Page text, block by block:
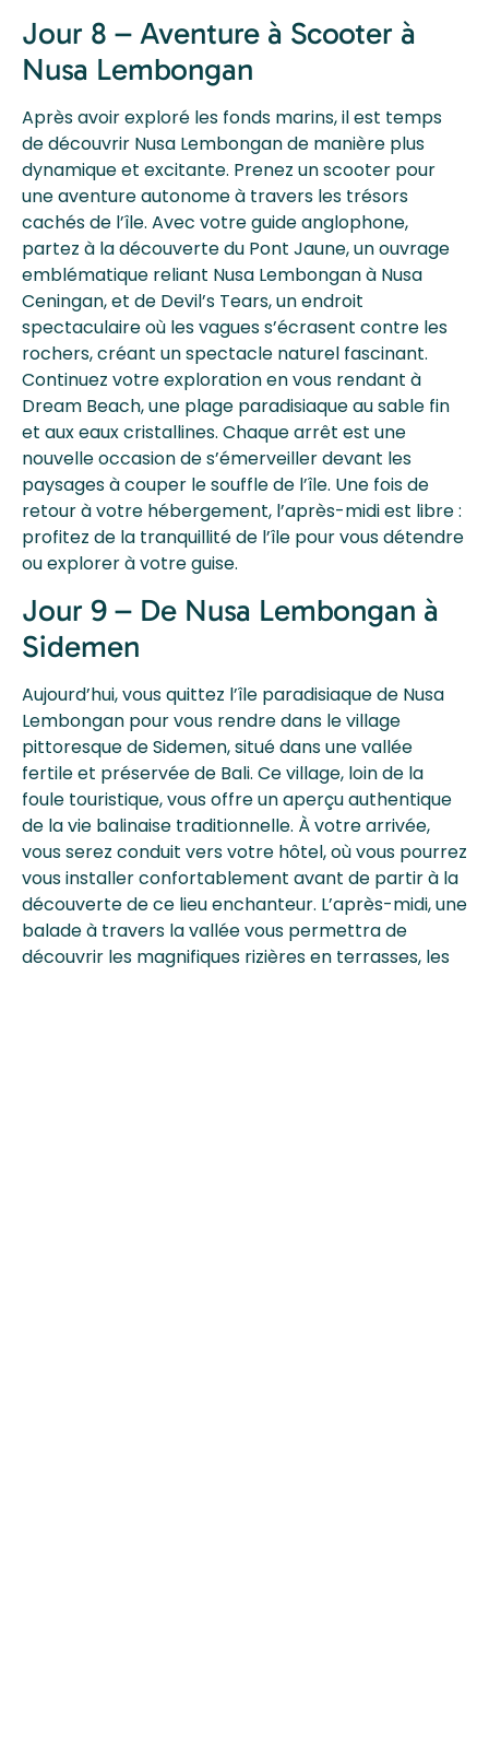
Jour 8 – Aventure à Scooter à
Nusa Lembongan
Après avoir exploré les fonds marins, il est temps
de découvrir Nusa Lembongan de manière plus
dynamique et excitante. Prenez un scooter pour
une aventure autonome à travers les trésors
cachés de l’île. Avec votre guide anglophone,
partez à la découverte du Pont Jaune, un ouvrage
emblématique reliant Nusa Lembongan à Nusa
Ceningan, et de Devil’s Tears, un endroit
spectaculaire où les vagues s’écrasent contre les
rochers, créant un spectacle naturel fascinant.
Continuez votre exploration en vous rendant à
Dream Beach, une plage paradisiaque au sable fin
et aux eaux cristallines. Chaque arrêt est une
nouvelle occasion de s’émerveiller devant les
paysages à couper le souffle de l’île. Une fois de
retour à votre hébergement, l’après-midi est libre :
profitez de la tranquillité de l’île pour vous détendre
ou explorer à votre guise.
Jour 9 – De Nusa Lembongan à
Sidemen
Aujourd’hui, vous quittez l’île paradisiaque de Nusa
Lembongan pour vous rendre dans le village
pittoresque de Sidemen, situé dans une vallée
fertile et préservée de Bali. Ce village, loin de la
foule touristique, vous offre un aperçu authentique
de la vie balinaise traditionnelle. À votre arrivée,
vous serez conduit vers votre hôtel, où vous pourrez
vous installer confortablement avant de partir à la
découverte de ce lieu enchanteur. L’après-midi, une
balade à travers la vallée vous permettra de
découvrir les magnifiques rizières en terrasses, les